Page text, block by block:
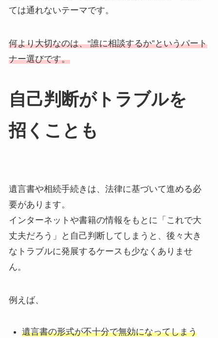
ては通れないテーマです。
何より大切なのは、“誰に相談するか”というパート
ナー選びです。
自己判断が​トラブルを​
招く​ことも
遺言書や相続手続きは、法律に基づいて進める必
要があります。
インターネットや書籍の情報をもとに「これで大
丈夫だろう」と自己判断してしまうと、後々大き
なトラブルに発展するケースも少なくありませ
ん。
例えば、
遺言書の形式が不十分で無効になってしまう